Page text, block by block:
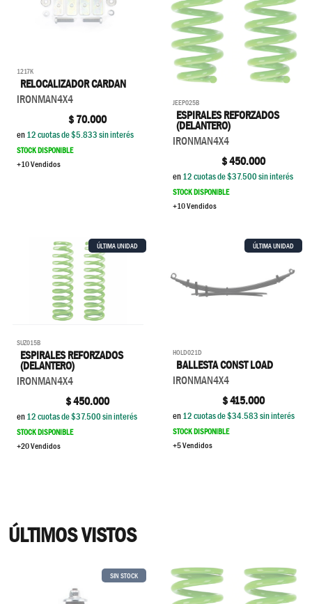
1217K
RELOCALIZADOR CARDAN
IRONMAN4X4
$70.000
en12cuotas de $5.833sin interés
STOCK DISPONIBLE
+10 Vendidos
JEEP025B
ESPIRALES REFORZADOS
(DELANTERO)
IRONMAN4X4
$450.000
en12cuotas de $37.500sin interés
STOCK DISPONIBLE
+10 Vendidos
ÚLTIMA UNIDAD
SUZ015B
ESPIRALES REFORZADOS
(DELANTERO)
IRONMAN4X4
$450.000
en12cuotas de $37.500sin interés
STOCK DISPONIBLE
+20 Vendidos
ÚLTIMA UNIDAD
HOLD021D
BALLESTA CONST LOAD
IRONMAN4X4
$415.000
en12cuotas de $34.583sin interés
STOCK DISPONIBLE
+5 Vendidos
ÚLTIMOS VISTOS
SIN STOCK